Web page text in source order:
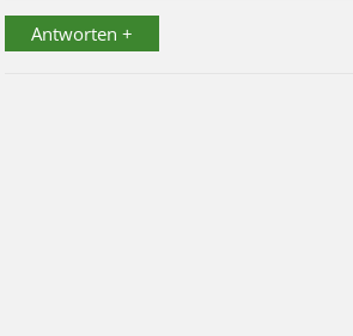
Antworten +